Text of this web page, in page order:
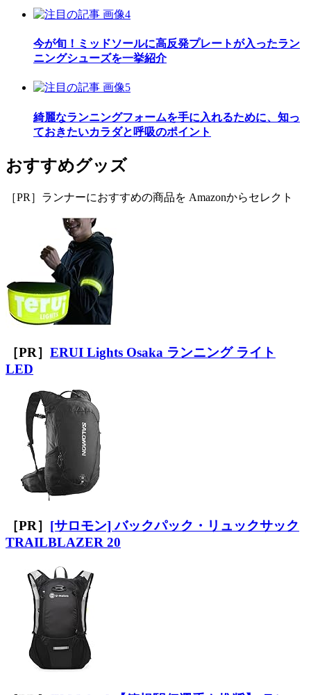
今が旬！ミッドソールに高反発プレートが入ったラン
ニングシューズを一挙紹介
綺麗なランニングフォームを手に入れるために、知っ
ておきたいカラダと呼吸のポイント
おすすめグッズ
［PR］ランナーにおすすめの商品を Amazonからセレクト
［PR］ ERUI Lights Osaka ランニング ライト
LED
［PR］ [サロモン] バックパック・リュックサック
TRAILBLAZER 20